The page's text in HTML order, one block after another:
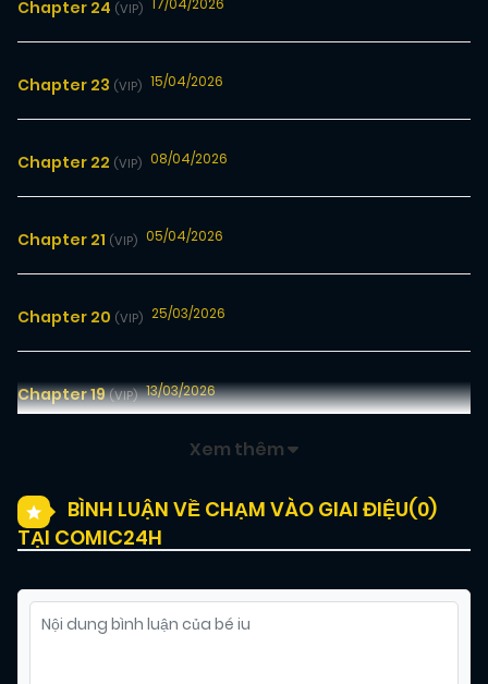
Chapter 24 (VIP)
Chapter 23 (VIP) 15/04/2026
Chapter 22 (VIP) 08/04/2026
Chapter 21 (VIP) 05/04/2026
Chapter 20 (VIP) 25/03/2026
Chapter 19(VIP) 13/03/2026
Chapter 17(VIP) 24/01/2026
Chapter 16 (VIP) 18/01/2026
Xem thêm
BÌNH LUẬN VỀ CHẠM VÀO GIAI ĐIỆU(0)
TẠI COMIC24H